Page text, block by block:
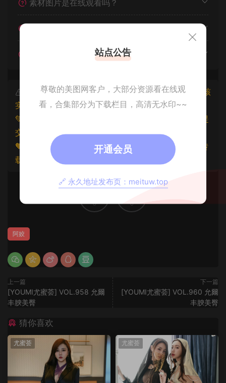
素材图片是在线观看吗？
遇见其他问题怎么办？
本文资源仅供个人参考学习，请勿批量搬运，一经核
实将封禁账号权限！
💚本文资源均来源网友分享，若侵犯了您的权益可以提
交工单处理。
🧡原文链接：
https://www.znjxg.com/1055.html
，转
载请注明出处。
0 0
阿姣
上一篇
[YOUMI尤蜜荟] VOL.958 允爾
丰腴美臀
下一篇
[YOUMI尤蜜荟] VOL.960 允爾
丰腴美臀
猜你喜欢
尤蜜荟 尤蜜荟
站点公告
尊敬的美图网客户，大部分资源看在线观
看，合集部分为下载栏目，高清无水印~~
开通会员
🔗 永久地址发布页：meituw.top